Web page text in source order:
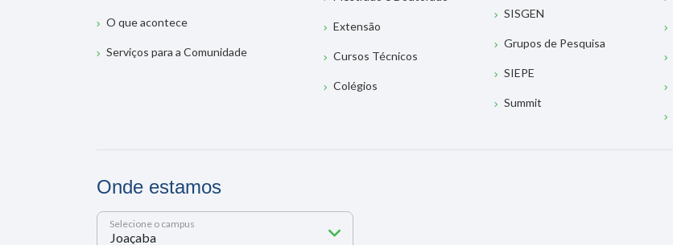
O que acontece
Serviços para a Comunidade
Extensão
Cursos Técnicos
Colégios
SISGEN
Grupos de Pesquisa
SIEPE
Summit
Onde estamos
Selecione o campus